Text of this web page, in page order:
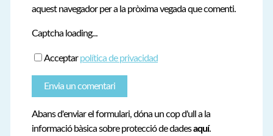
aquest navegador per a la pròxima vegada que comenti.
Captcha loading...
Acceptarpolítica de privacidad
Abans d'enviar el formulari, dóna un cop d'ull a la
informació bàsica sobre protecció de dadesaquí.